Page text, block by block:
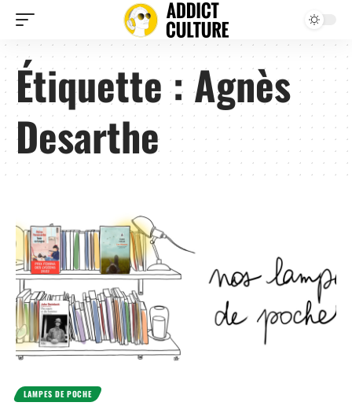
Étiquette :Agnès
Desarthe
LAMPES DE POCHE